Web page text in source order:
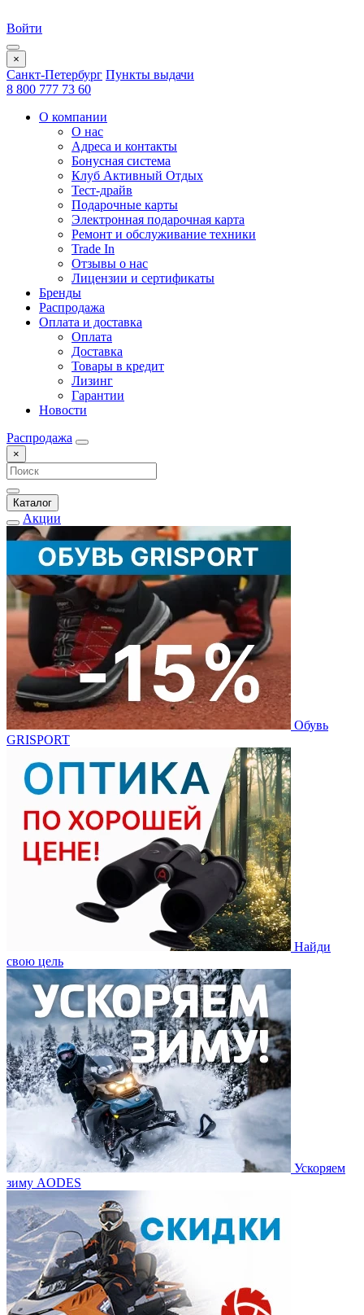
Войти
×
Санкт-Петербург Пункты выдачи
8 800 777 73 60
О компании
О нас
Адреса и контакты
Бонусная система
Клуб Активный Отдых
Тест-драйв
Подарочные карты
Электронная подарочная карта
Ремонт и обслуживание техники
Trade In
Отзывы о нас
Лицензии и сертификаты
Бренды
Распродажа
Оплата и доставка
Оплата
Доставка
Товары в кредит
Лизинг
Гарантии
Новости
Распродажа
×
Каталог
Акции
Обувь
GRISPORT
Найди
свою цель
Ускоряем
зиму AODES